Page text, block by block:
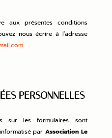
aux présentes conditions
nous écrire à l’adresse
PERSONNELLES
sur les formulaires sont
parAssociation Le